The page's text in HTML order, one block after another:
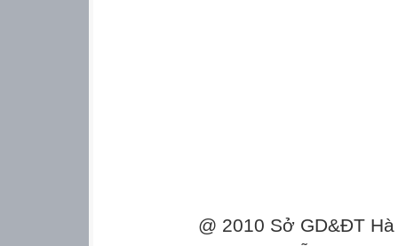
@ 2010 Sở GD&ĐT